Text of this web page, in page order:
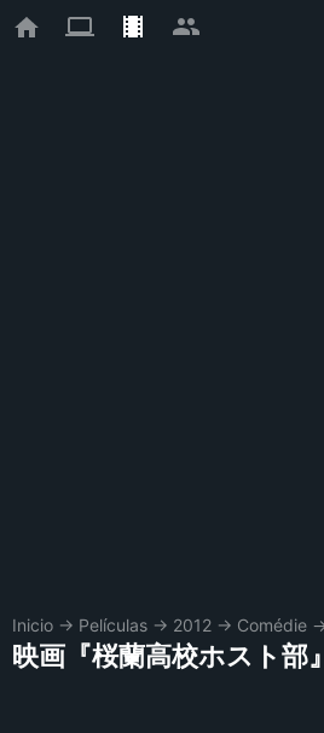
Inicio → Películas → 2012 → Comédie
映画『桜蘭高校ホスト部』